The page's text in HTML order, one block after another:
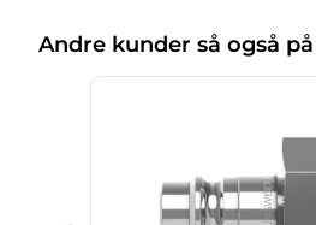
Andre kunder så også på